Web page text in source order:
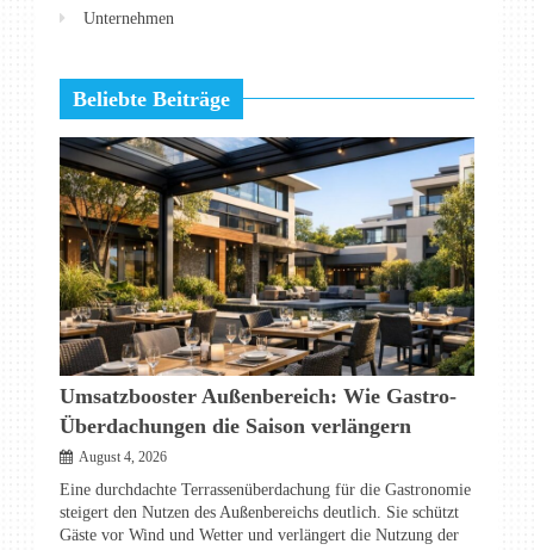
Unternehmen
Beliebte Beiträge
Umsatzbooster Außenbereich: Wie Gastro-
Überdachungen die Saison verlängern
August 4, 2026
Eine durchdachte Terrassenüberdachung für die Gastronomie
steigert den Nutzen des Außenbereichs deutlich. Sie schützt
Gäste vor Wind und Wetter und verlängert die Nutzung der